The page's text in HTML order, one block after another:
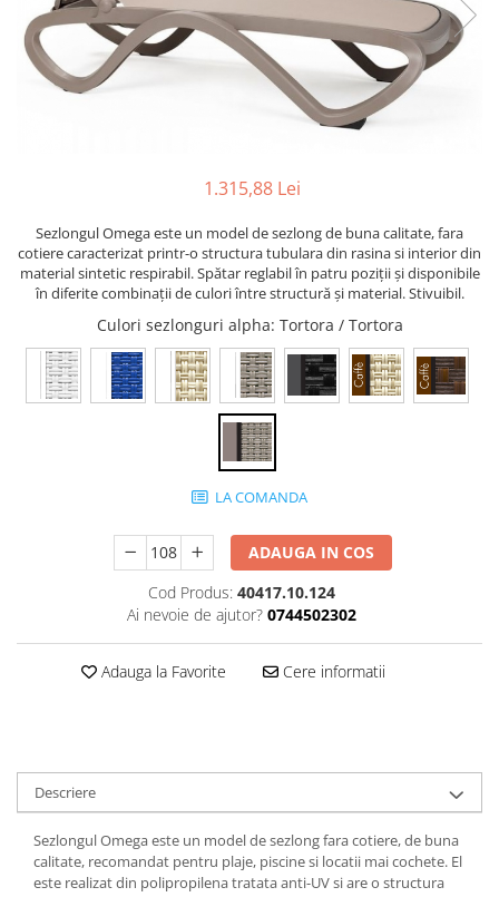
1.315,88 Lei
Sezlongul Omega este un model de sezlong de buna calitate, fara
cotiere caracterizat printr-o structura tubulara din rasina si interior din
material sintetic respirabil. Spătar reglabil în patru poziții și disponibile
în diferite combinații de culori între structură și material. Stivuibil.
Culori sezlonguri alpha: Tortora / Tortora
LA COMANDA
ADAUGA IN COS
Cod Produs: 40417.10.124
Ai nevoie de ajutor? 0744502302
Adauga la Favorite Cere informatii
Descriere
Sezlongul Omega este un model de sezlong fara cotiere, de buna
calitate, recomandat pentru plaje, piscine si locatii mai cochete. El
este realizat din polipropilena tratata anti-UV si are o structura